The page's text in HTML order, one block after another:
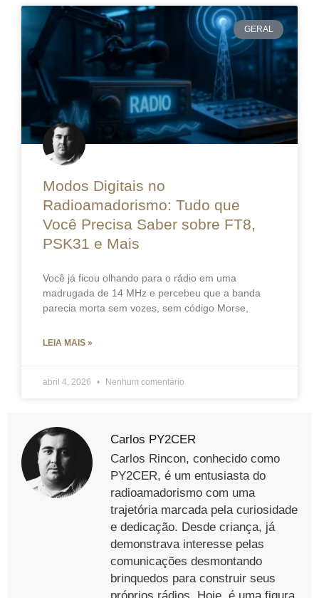
GERAL
Modos Digitais no
Radioamadorismo: Tudo que
Você Precisa Saber sobre FT8,
PSK31 e Mais
Você já ficou olhando para o rádio em uma
madrugada de 14 MHz e percebeu que a banda
parecia morta sem vozes, sem código Morse,
LEIA MAIS »
abril 4, 2026 Nenhum comentário
Carlos PY2CER
Carlos Rincon, conhecido como
PY2CER, é um entusiasta do
radioamadorismo com uma
trajetória marcada pela curiosidade
e dedicação. Desde criança, já
demonstrava interesse pelas
comunicações desmontando
brinquedos para construir seus